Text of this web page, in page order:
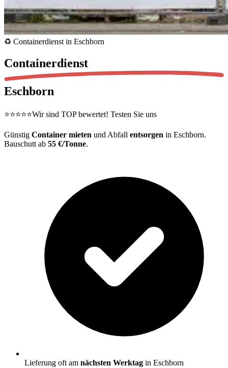
♻️ Containerdienst in Eschborn
Containerdienst
Eschborn
⭐⭐⭐⭐⭐Wir sind TOP bewertet! Testen Sie uns
Günstig Container mieten und Abfall entsorgen in Eschborn.
Bauschutt ab 55 €/Tonne.
Lieferung oft am nächsten Werktag in Eschborn